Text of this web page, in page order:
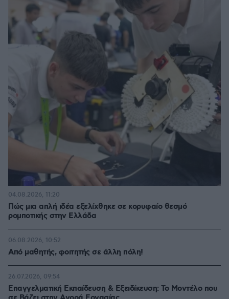
Πώς μια απλή ιδέα εξελίχθηκε σε κορυφαίο θεσμό
ρομποτικής στην Ελλάδα
04.08.2026, 11:20
Από μαθητής, φοιτητής σε άλλη πόλη!
06.08.2026, 10:52
Επαγγελματική Εκπαίδευση & Εξειδίκευση: Το Mοντέλο που
26.07.2026, 09:54